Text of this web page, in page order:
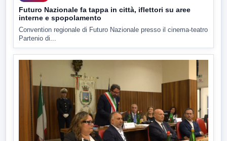
Futuro Nazionale fa tappa in città, iflettori su aree
interne e spopolamento
Convention regionale di Futuro Nazionale presso il cinema-teatro
Partenio di...